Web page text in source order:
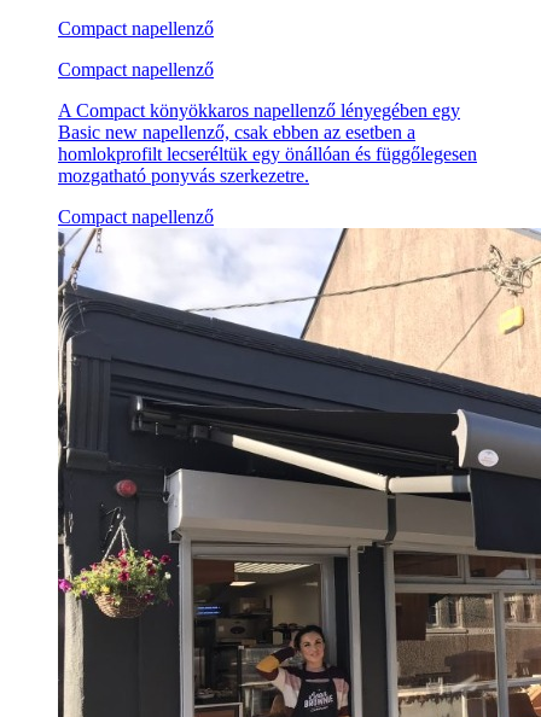
Compact napellenző
Compact napellenző
A Compact könyökkaros napellenző lényegében egy
Basic new napellenző, csak ebben az esetben a
homlokprofilt lecseréltük egy önállóan és függőlegesen
mozgatható ponyvás szerkezetre.
Compact napellenző